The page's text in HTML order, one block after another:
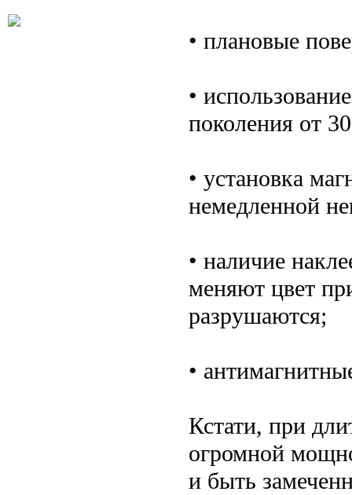
• плановые
•
поколения от
• установка
немедленной
• наличие
меняют цвет
разрушаются;
•
Кстати, при
огромной
и быть